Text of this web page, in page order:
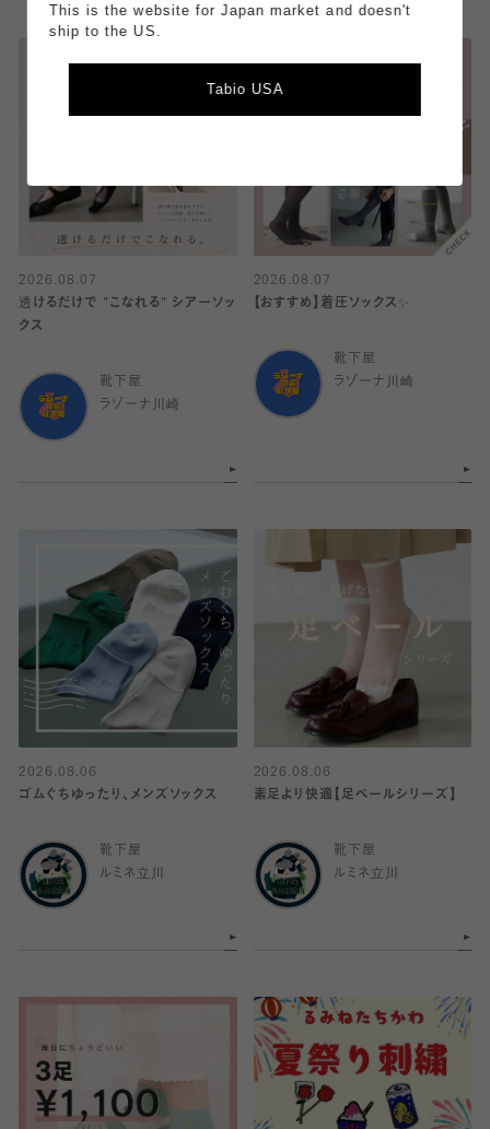
2026.08.07
透けるだけで "こなれる" シアーソッ
クス
靴下屋
ラゾーナ川崎
2026.08.07
【おすすめ】着圧ソックス✨
靴下屋
ラゾーナ川崎
2026.08.06
ゴムぐちゆったり、メンズソックス
靴下屋
ルミネ立川
2026.08.06
素足より快適【足ベールシリーズ】
靴下屋
ルミネ立川
This is the website for Japan market and doesn't
ship to the US.
Tabio USA